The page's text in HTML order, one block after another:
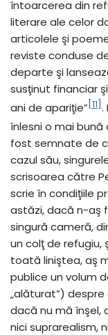
întoarcerea din
literare ale celor
articolele şi
reviste conduse
departe şi
susţinut financiar
ani de apariţie” [11] .
înlesni o mai
fost semnate de
cazul său,
scrisoarea către
scrie în condiţiile
astăzi, dacă n-aş
singură cameră,
un colţ de refugiu,
toată liniştea, aş
publice un volum
„alăturat”)
dacă nu mă înşel,
nici suprarealism,